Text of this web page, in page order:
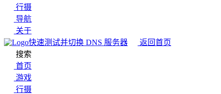
行摄
导航
关于
快速测试并切换 DNS 服务器
返回首页
搜索
首页
游戏
行摄